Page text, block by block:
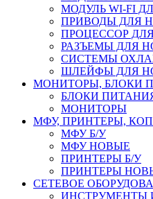
МОДУЛЬ WI-FI
ПРИВОДЫ ДЛЯ
ПРОЦЕССОР
РАЗЪЕМЫ ДЛЯ
СИСТЕМЫ
ШЛЕЙФЫ ДЛЯ
МОНИТОРЫ, БЛОКИ
БЛОКИ
МОНИТОРЫ
МФУ, ПРИНТЕРЫ,
МФУ Б/У
МФУ НОВЫЕ
ПРИНТЕРЫ Б/У
ПРИНТЕРЫ
СЕТЕВОЕ
ИНСТРУМЕНТЫ